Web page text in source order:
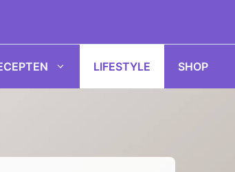
LIFESTYLE SHOP